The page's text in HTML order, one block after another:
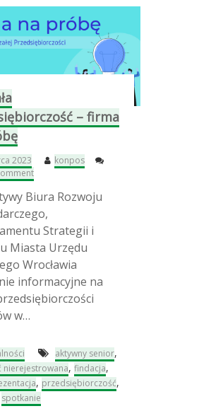
r
t
u
„
d
s
i
r
c
y
5
0
+
– firma
2023
konpos
o
n
D
o
j
r
z
a
a
p
d
s
i
ę
b
Biura Rozwoju
Strategii i
Miasta Urzędu
Wrocławia
informacyjne na
w…
aktywny senior,
nierejestrowana, findacja,
, przedsiębiorczość,
spotkanie